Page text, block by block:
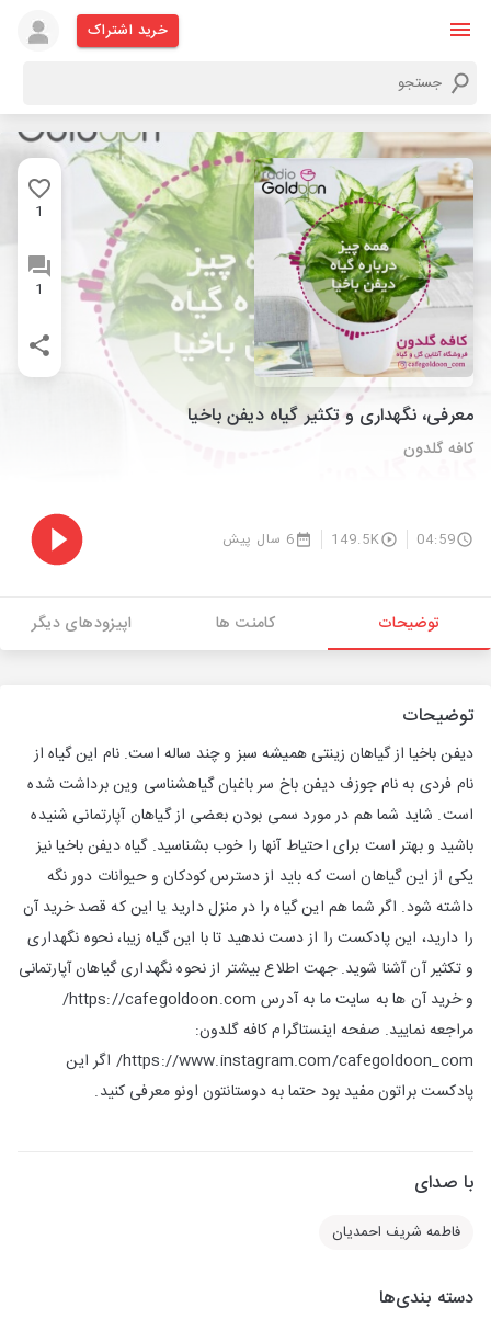
خرید اشتراک
1
1
معرفی، نگهداری و تکثیر گیاه دیفن باخیا
کافه گلدون
04:59
149.5K 6 سال پیش
توضیحات کامنت ها اپیزودهای دیگر
توضیحات
دیفن باخیا از گیاهان زینتی همیشه سبز و چند ساله است. نام این گیاه از
نام فردی به نام جوزف دیفن باخ سر باغبان گیاهشناسی وین برداشت شده
است. شاید شما هم در مورد سمی بودن بعضی از گیاهان آپارتمانی شنیده
باشید و بهتر است برای احتیاط آنها را خوب بشناسید. گیاه دیفن باخیا نیز
یکی از این گیاهان است که باید از دسترس کودکان و حیوانات دور نگه
داشته شود. اگر شما هم این گیاه را در منزل دارید یا این که قصد خرید آن
را دارید، این پادکست را از دست ندهید تا با این گیاه زیبا، نحوه نگهداری
و تکثیر آن آشنا شوید. جهت اطلاع بیشتر از نحوه نگهداری گیاهان آپارتمانی
و خرید آن ها به سایت ما به آدرس https://cafegoldoon.com/
مراجعه نمایید. صفحه اینستاگرام کافه گلدون:
https://www.instagram.com/cafegoldoon_com/ اگر این
پادکست براتون مفید بود حتما به دوستانتون اونو معرفی کنید.
با صدای
فاطمه شریف احمدیان
دسته بندی‌ها